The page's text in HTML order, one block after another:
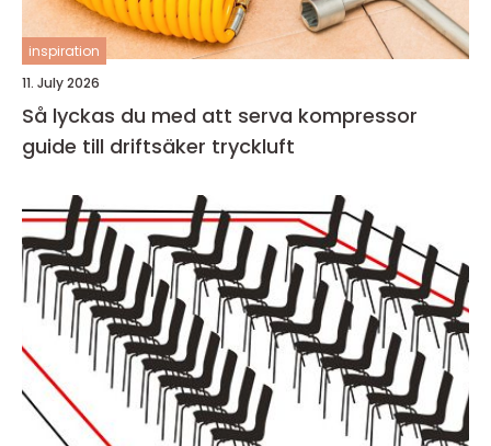
inspiration
11. July 2026
Så lyckas du med att serva kompressor
guide till driftsäker tryckluft